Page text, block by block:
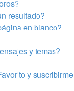
resultado?
en blanco?
y temas?
y suscribirme